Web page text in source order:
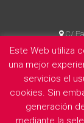
C/
La Facultad
E
Este Web utiliza
una mejor
servicios el
cookies. Sin
generación
mediante la